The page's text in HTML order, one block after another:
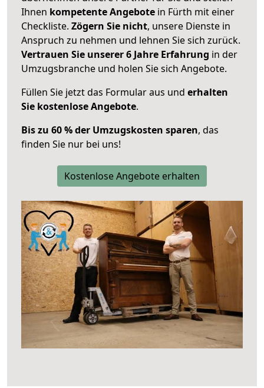
Ihnen kompetente Angebote in Fürth mit einer
Checkliste. Zögern Sie nicht, unsere Dienste in
Anspruch zu nehmen und lehnen Sie sich zurück.
Vertrauen Sie unserer 6 Jahre Erfahrung in der
Umzugsbranche und holen Sie sich Angebote.
Füllen Sie jetzt das Formular aus und erhalten
Sie kostenlose Angebote.
Bis zu 60 % der Umzugskosten sparen, das
finden Sie nur bei uns!
Kostenlose Angebote erhalten